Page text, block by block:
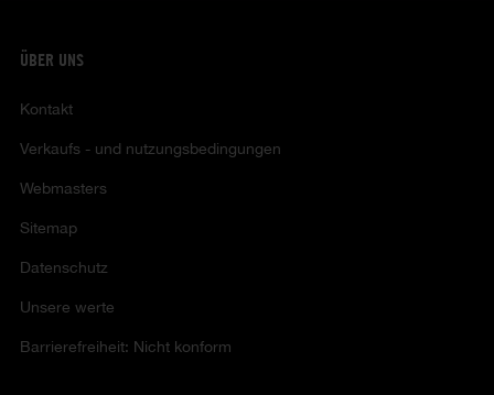
ÜBER UNS
Kontakt
Verkaufs - und nutzungsbedingungen
Webmasters
Sitemap
Datenschutz
Unsere werte
Barrierefreiheit: Nicht konform